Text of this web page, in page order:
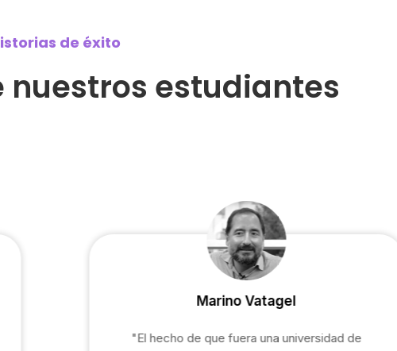
de éxito
nuestros estudiantes
Marino Vatagel
"El hecho de que fuera una universidad de